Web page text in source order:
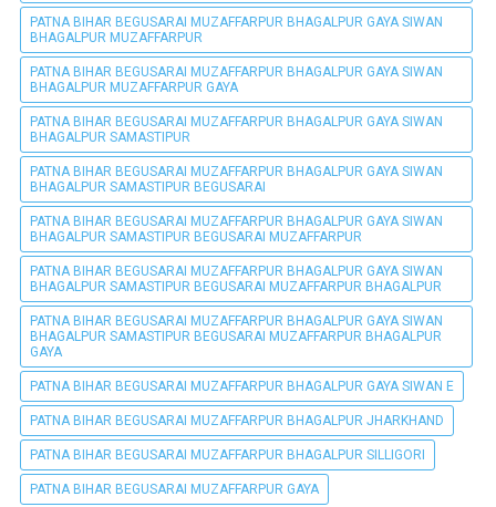
PATNA BIHAR BEGUSARAI MUZAFFARPUR BHAGALPUR GAYA SIWAN
BHAGALPUR MUZAFFARPUR
PATNA BIHAR BEGUSARAI MUZAFFARPUR BHAGALPUR GAYA SIWAN
BHAGALPUR MUZAFFARPUR GAYA
PATNA BIHAR BEGUSARAI MUZAFFARPUR BHAGALPUR GAYA SIWAN
BHAGALPUR SAMASTIPUR
PATNA BIHAR BEGUSARAI MUZAFFARPUR BHAGALPUR GAYA SIWAN
BHAGALPUR SAMASTIPUR BEGUSARAI
PATNA BIHAR BEGUSARAI MUZAFFARPUR BHAGALPUR GAYA SIWAN
BHAGALPUR SAMASTIPUR BEGUSARAI MUZAFFARPUR
PATNA BIHAR BEGUSARAI MUZAFFARPUR BHAGALPUR GAYA SIWAN
BHAGALPUR SAMASTIPUR BEGUSARAI MUZAFFARPUR BHAGALPUR
PATNA BIHAR BEGUSARAI MUZAFFARPUR BHAGALPUR GAYA SIWAN
BHAGALPUR SAMASTIPUR BEGUSARAI MUZAFFARPUR BHAGALPUR
GAYA
PATNA BIHAR BEGUSARAI MUZAFFARPUR BHAGALPUR GAYA SIWAN E
PATNA BIHAR BEGUSARAI MUZAFFARPUR BHAGALPUR JHARKHAND
PATNA BIHAR BEGUSARAI MUZAFFARPUR BHAGALPUR SILLIGORI
PATNA BIHAR BEGUSARAI MUZAFFARPUR GAYA